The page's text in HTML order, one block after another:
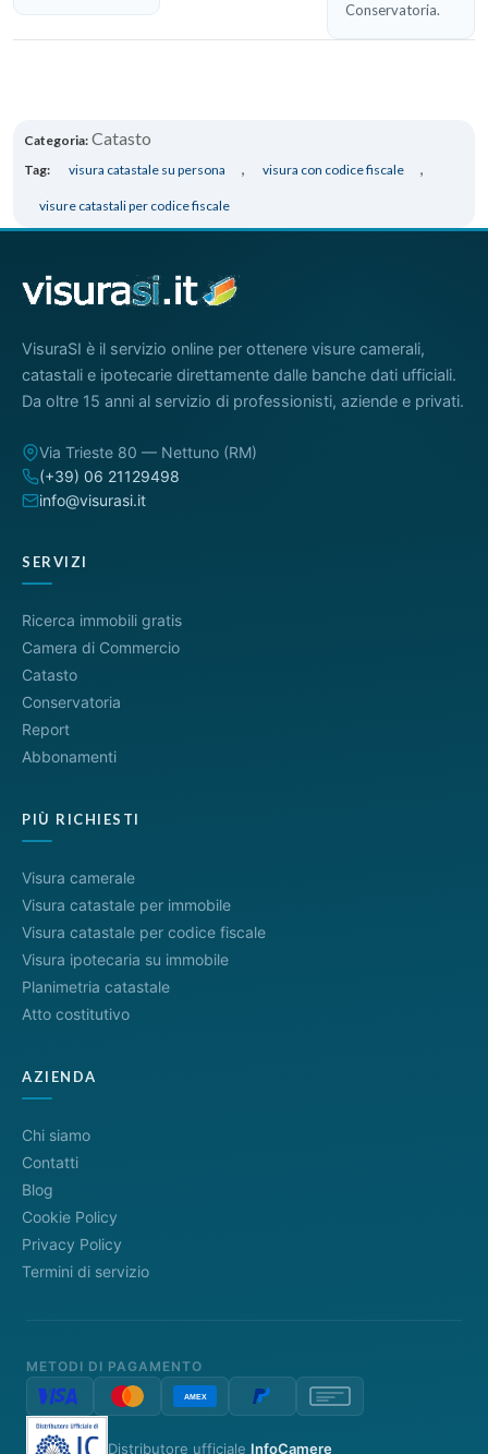
Conservatoria.
Categoria: Catasto
Tag: visura catastale su persona , visura con codice fiscale ,
visure catastali per codice fiscale
VisuraSI è il servizio online per ottenere visure camerali,
catastali e ipotecarie direttamente dalle banche dati ufficiali.
Da oltre 15 anni al servizio di professionisti, aziende e privati.
Via Trieste 80 — Nettuno (RM)
(+39) 06 21129498
info@visurasi.it
SERVIZI
Ricerca immobili gratis
Camera di Commercio
Catasto
Conservatoria
Report
Abbonamenti
PIÙ RICHIESTI
Visura camerale
Visura catastale per immobile
Visura catastale per codice fiscale
Visura ipotecaria su immobile
Planimetria catastale
Atto costitutivo
AZIENDA
Chi siamo
Contatti
Blog
Cookie Policy
Privacy Policy
Termini di servizio
METODI DI PAGAMENTO
Distributore ufficiale InfoCamere